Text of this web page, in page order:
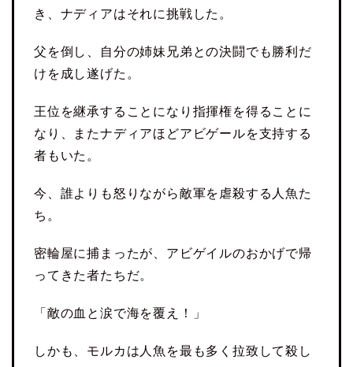
き、ナディアはそれに挑戦した。
父を倒し、自分の姉妹兄弟との決闘でも勝利だ
けを成し遂げた。
王位を継承することになり指揮権を得ることに
なり、またナディアほどアビゲールを支持する
者もいた。
今、誰よりも怒りながら敵軍を虐殺する人魚た
ち。
密輪屋に捕まったが、アビゲイルのおかげで帰
ってきた者たちだ。
「敵の血と涙で海を覆え！」
しかも、モルカは人魚を最も多く拉致して殺し